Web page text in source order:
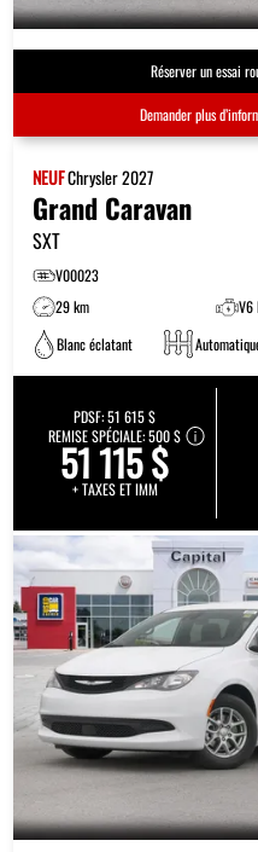
Réserver un essai
Demander plus
NEUFChrysler2027
Grand Caravan
SXT
V00023
29 km
V6
Blanc éclatant
PDSF:51 615 $
REMISE SPÉCIALE:500 $
51 115 $
+ TAXES ET IMM